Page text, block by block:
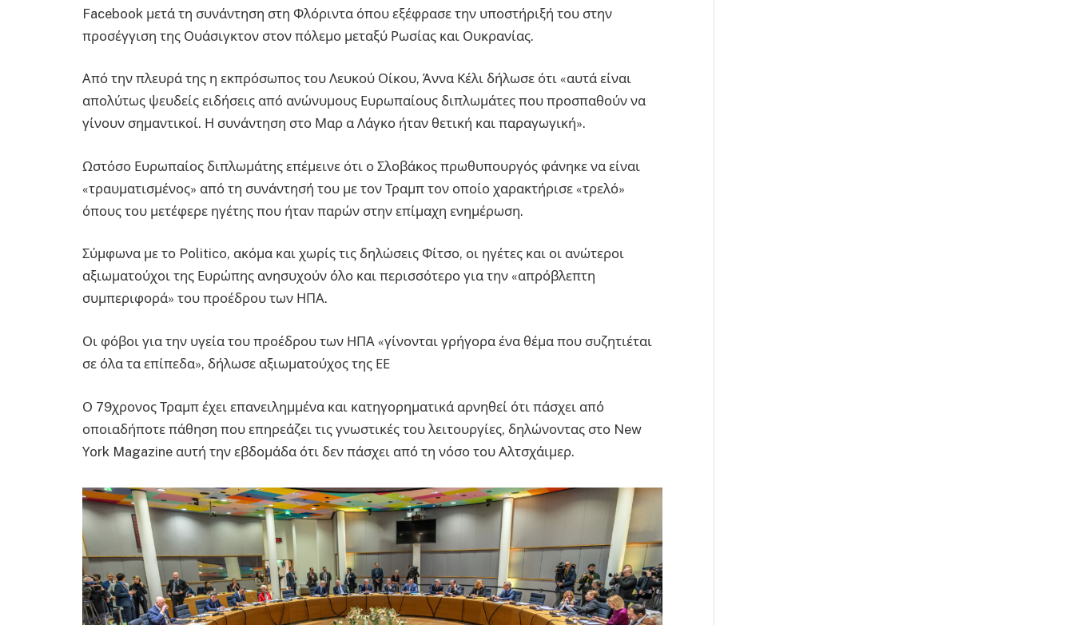
Facebook μετά τη συνάντηση στη Φλόριντα όπου εξέφρασε την υποστήριξή του στην
προσέγγιση της Ουάσιγκτον στον πόλεμο μεταξύ Ρωσίας και Ουκρανίας.
Από την πλευρά της η εκπρόσωπος του Λευκού Οίκου, Άννα Κέλι δήλωσε ότι «αυτά είναι
απολύτως ψευδείς ειδήσεις από ανώνυμους Ευρωπαίους διπλωμάτες που προσπαθούν να
γίνουν σημαντικοί. Η συνάντηση στο Μαρ α Λάγκο ήταν θετική και παραγωγική».
Ωστόσο Ευρωπαίος διπλωμάτης επέμεινε ότι ο Σλοβάκος πρωθυπουργός φάνηκε να είναι
«τραυματισμένος» από τη συνάντησή του με τον Τραμπ τον οποίο χαρακτήρισε «τρελό»
όπους του μετέφερε ηγέτης που ήταν παρών στην επίμαχη ενημέρωση.
Σύμφωνα με το Politico, ακόμα και χωρίς τις δηλώσεις Φίτσο, οι ηγέτες και οι ανώτεροι
αξιωματούχοι της Ευρώπης ανησυχούν όλο και περισσότερο για την «απρόβλεπτη
συμπεριφορά» του προέδρου των ΗΠΑ.
Οι φόβοι για την υγεία του προέδρου των ΗΠΑ «γίνονται γρήγορα ένα θέμα που συζητιέται
σε όλα τα επίπεδα», δήλωσε αξιωματούχος της ΕΕ
Ο 79χρονος Τραμπ έχει επανειλημμένα και κατηγορηματικά αρνηθεί ότι πάσχει από
οποιαδήποτε πάθηση που επηρεάζει τις γνωστικές του λειτουργίες, δηλώνοντας στο New
York Magazine αυτή την εβδομάδα ότι δεν πάσχει από τη νόσο του Αλτσχάιμερ.